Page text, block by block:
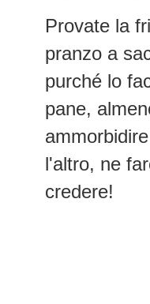
Provate la
pranzo a
purché lo
pane,
l'altro, ne
credere!